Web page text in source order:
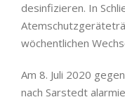
desinfizieren. In
wöchentlichen
Am 8. Juli 2020
nach Sarstedt